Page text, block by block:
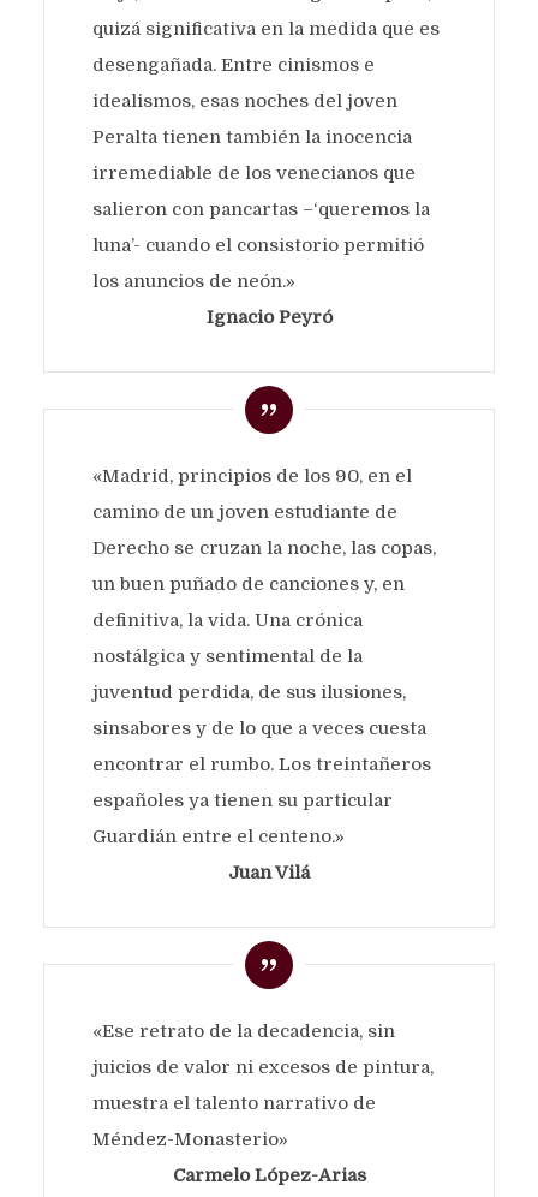
quizá significativa en la medida que es
desengañada. Entre cinismos e
idealismos, esas noches del joven
Peralta tienen también la inocencia
irremediable de los venecianos que
salieron con pancartas –‘queremos la
luna’- cuando el consistorio permitió
los anuncios de neón.»
Ignacio Peyró
«Madrid, principios de los 90, en el
camino de un joven estudiante de
Derecho se cruzan la noche, las copas,
un buen puñado de canciones y, en
definitiva, la vida. Una crónica
nostálgica y sentimental de la
juventud perdida, de sus ilusiones,
sinsabores y de lo que a veces cuesta
encontrar el rumbo. Los treintañeros
españoles ya tienen su particular
Guardián entre el centeno.»
Juan Vilá
«Ese retrato de la decadencia, sin
juicios de valor ni excesos de pintura,
muestra el talento narrativo de
Méndez-Monasterio»
Carmelo López-Arias